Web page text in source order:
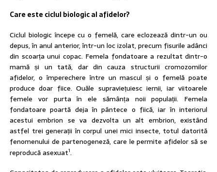
Care este ciclul biologic al afidelor?
Ciclul biologic începe cu o femelă, care eclozează dintr-un ou
depus, în anul anterior, într-un loc izolat, precum fisurile adânci
din scoarța unui copac. Femela fondatoare a rezultat dintr-o
mamă și un tată, dar din cauza structurii cromozomilor
afidelor, o împerechere între un mascul și o femelă poate
produce doar fiice. Ouăle supraviețuiesc iernii, iar viitoarele
femele vor purta în ele sămânța noii populații. Femela
fondatoare poartă deja în pântece o fiică, iar în interiorul
acestui embrion se va dezvolta un alt embrion, existând
astfel trei generații în corpul unei mici insecte, totul datorită
fenomenului de partenogeneză, care le permite afidelor să se
reproducă asexuat1.